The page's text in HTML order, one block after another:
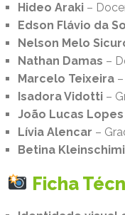
Hideo Araki –
Edson Flávio da
Nelson Melo
Nathan Damas –
Marcelo Teixeira
Isadora Vidotti –
João Lucas Lopes
Lívia Alencar –
Betina
Ficha